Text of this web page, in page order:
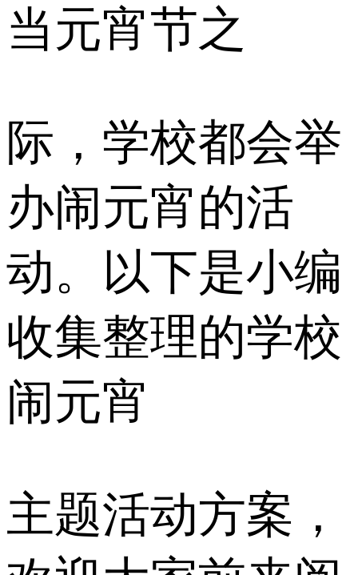
当元宵节之
际，学校都会举
办闹元宵的活
动。以下是小编
收集整理的学校
闹元宵
主题活动方案，